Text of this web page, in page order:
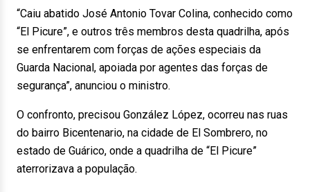
“Caiu abatido José Antonio Tovar Colina, conhecido como
“El Picure”, e outros três membros desta quadrilha, após
se enfrentarem com forças de ações especiais da
Guarda Nacional, apoiada por agentes das forças de
segurança”, anunciou o ministro.
O confronto, precisou González López, ocorreu nas ruas
do bairro Bicentenario, na cidade de El Sombrero, no
estado de Guárico, onde a quadrilha de “El Picure”
aterrorizava a população.